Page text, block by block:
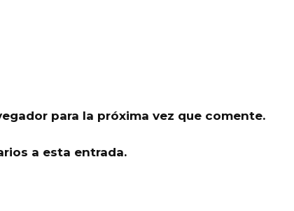
para la próxima vez que comente.
a esta entrada.